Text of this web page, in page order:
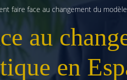
faire face au changement du
au
en